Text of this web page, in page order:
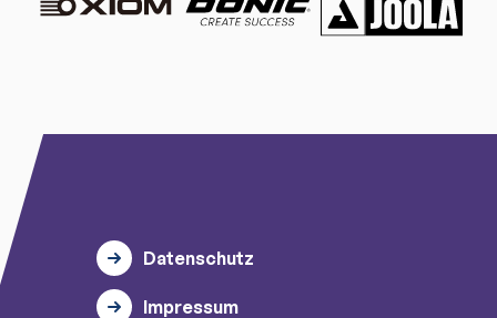
Datenschutz
Impressum